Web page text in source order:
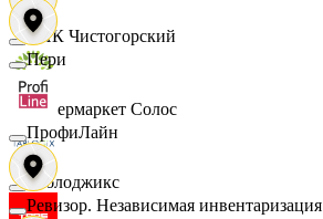
СПК Чистогорский
Супермаркет Солос
Таблоджикс
Пери
ПрофиЛайн
Ревизор. Независимая инвентаризация